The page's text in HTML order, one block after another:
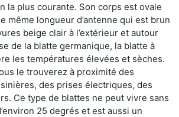
la plus courante. Son corps est ovale
même longueur d’antenne qui est brun
beige clair à l’extérieur et autour
de la blatte germanique, la blatte à
les températures élevées et sèches.
le trouverez à proximité des
des prises électriques, des
Ce type de blattes ne peut vivre sans
25 degrés et est aussi un